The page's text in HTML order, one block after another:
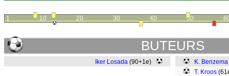
1 10 20 30 40 50
BUTEURS
Iker Losada (90+1e) K. Benzema
T. Kroos